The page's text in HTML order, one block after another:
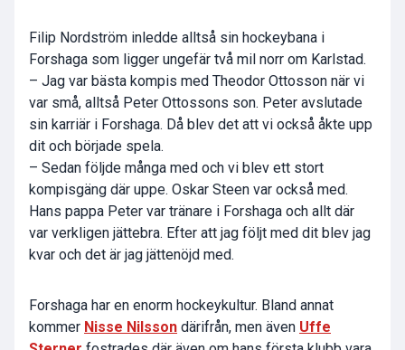
Filip Nordström inledde alltså sin hockeybana i
Forshaga som ligger ungefär två mil norr om Karlstad.
– Jag var bästa kompis med Theodor Ottosson när vi
var små, alltså Peter Ottossons son. Peter avslutade
sin karriär i Forshaga. Då blev det att vi också åkte upp
dit och började spela.
– Sedan följde många med och vi blev ett stort
kompisgäng där uppe. Oskar Steen var också med.
Hans pappa Peter var tränare i Forshaga och allt där
var verkligen jättebra. Efter att jag följt med dit blev jag
kvar och det är jag jättenöjd med.
Forshaga har en enorm hockeykultur. Bland annat
kommer Nisse Nilsson därifrån, men även Uffe